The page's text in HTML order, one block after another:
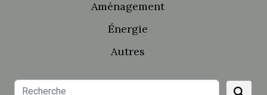
Aménagement
Énergie
Autres